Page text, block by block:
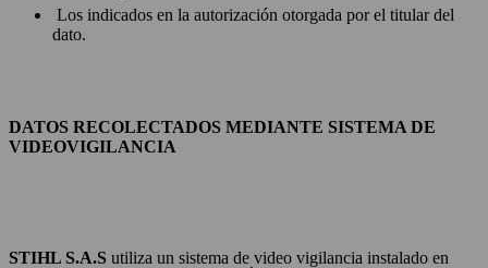
Los indicados en la autorización otorgada por el titular del
dato.
DATOS RECOLECTADOS MEDIANTE SISTEMA DE
VIDEOVIGILANCIA
STIHL S.A.S utiliza un sistema de video vigilancia instalado en